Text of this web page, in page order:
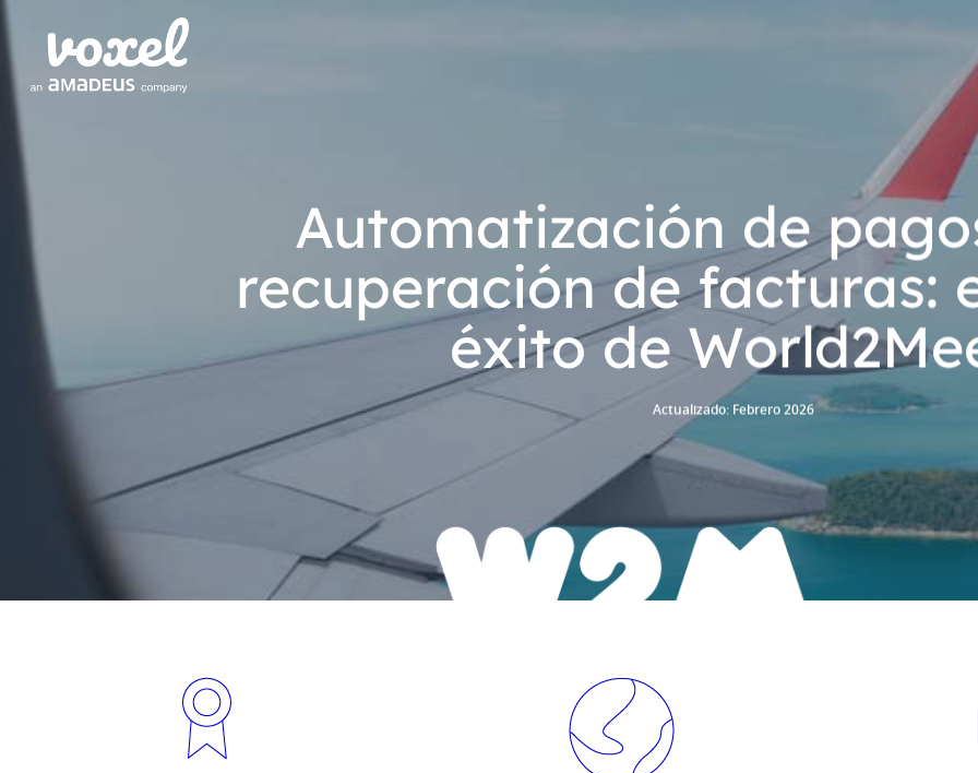
Automatización de
recuperación de facturas:
éxito de
Actualizado: Febrero 2026